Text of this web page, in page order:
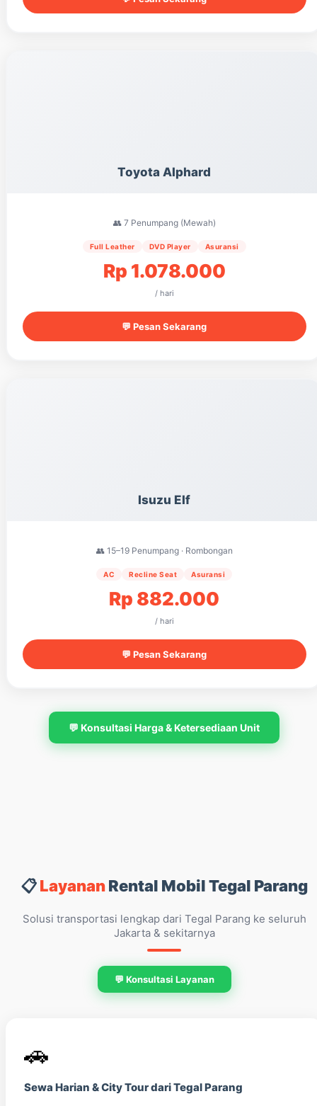
Toyota Alphard
👥 7 Penumpang (Mewah)
Full Leather DVD Player Asuransi
Rp 1.078.000
/ hari
💬 Pesan Sekarang
Isuzu Elf
👥 15–19 Penumpang · Rombongan
AC Recline Seat Asuransi
Rp 882.000
/ hari
💬 Pesan Sekarang
💬 Konsultasi Harga & Ketersediaan Unit
📋LayananRental Mobil Tegal Parang
Solusi transportasi lengkap dari Tegal Parang ke seluruh
Jakarta & sekitarnya
💬 Konsultasi Layanan
🚗
Sewa Harian & City Tour dari Tegal Parang